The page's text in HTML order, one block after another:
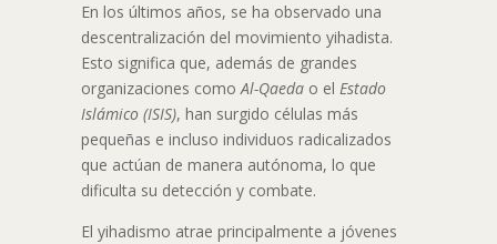
En los últimos años, se ha observado una
descentralización del movimiento yihadista.
Esto significa que, además de grandes
organizaciones comoAl-Qaedao el Estado
Islámico (ISIS), han surgido células más
pequeñas e incluso individuos radicalizados
que actúan de manera autónoma, lo que
dificulta su detección y combate.
El yihadismo atrae principalmente a jóvenes